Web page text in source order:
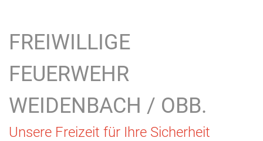
FREIWILLIGE
FEUERWEHR
WEIDENBACH / OBB.
Unsere Freizeit für Ihre Sicherheit